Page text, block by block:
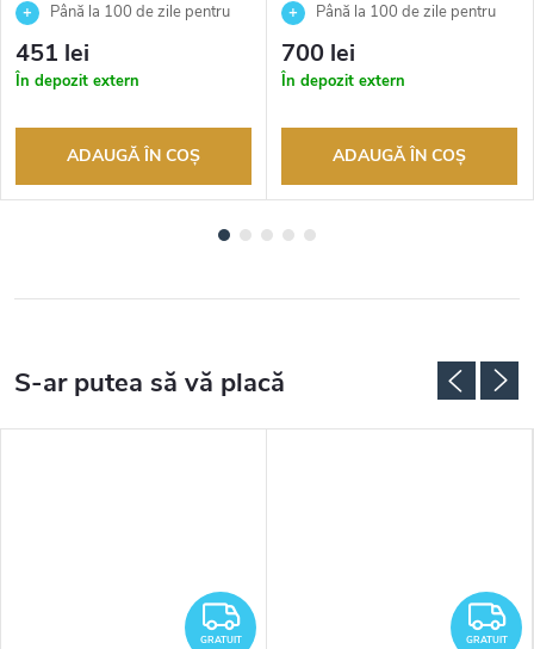
Până la 100 de zile pentru
returnarea bunurilor. Vânzător
autorizat
451 lei
În depozit extern
ADAUGĂ ÎN COŞ
Până la 100 de zile pentru
returnarea bunurilor. Vânzător
autorizat
700 lei
În depozit extern
ADAUGĂ ÎN COŞ
GRATUIT
GRATUIT GRATUIT